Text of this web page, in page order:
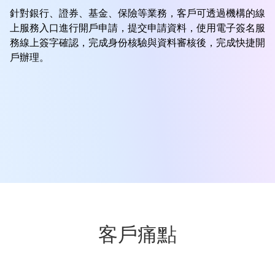
針對銀行、證券、基金、保險等業務，客戶可透過機構的線
上服務入口進行開戶申請，提交申請資料，使用電子簽名服
務線上簽字確認，完成身份核驗與資料審核後，完成快捷開
戶辦理。
客戶痛點